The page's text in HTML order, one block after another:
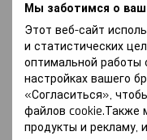
Мы заботимся о
Этот веб-сайт
и статистических
оптимальной работы
настройках вашего
«Согласиться»,
файлов cookie.Также
продукты и рекламу,
Артикул: Sequoia (2007-2021
покоління (XK60) вкл. з